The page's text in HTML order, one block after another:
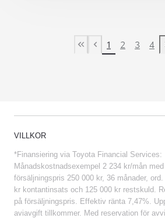
First Page
Previous page
1 2 3 4
VILLKOR
*Finansiering via Toyota Financial Services:
Månadskostnadsexempel 2 234 kr/mån
försäljningspris 250 000 kr, 36 månader,
kr kontantinsats och 125 000 kr restskuld.
på försäljningspris. Effektiv ränta 7,47%.
aviavgift tillkommer. Med reservation för